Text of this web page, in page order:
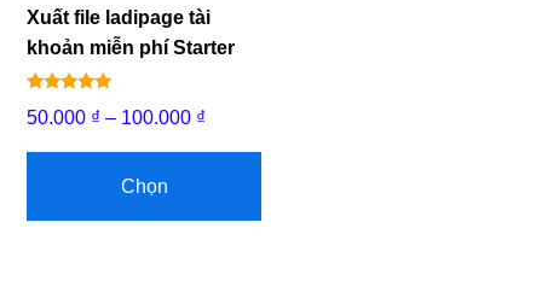
Xuất file ladipage tài
khoản miễn phí Starter
hạng
5 sao
50.000 ₫ – 100.000 ₫
Chọn